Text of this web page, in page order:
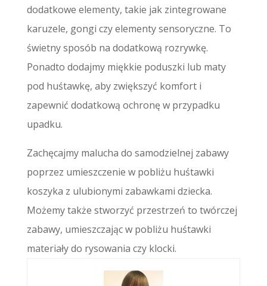
dodatkowe elementy, takie jak zintegrowane
karuzele, gongi czy elementy sensoryczne. To
świetny sposób na dodatkową rozrywkę.
Ponadto dodajmy miękkie poduszki lub maty
pod huśtawkę, aby zwiększyć komfort i
zapewnić dodatkową ochronę w przypadku
upadku.
Zachęcajmy malucha do samodzielnej zabawy
poprzez umieszczenie w pobliżu huśtawki
koszyka z ulubionymi zabawkami dziecka.
Możemy także stworzyć przestrzeń to twórczej
zabawy, umieszczając w pobliżu huśtawki
materiały do rysowania czy klocki.